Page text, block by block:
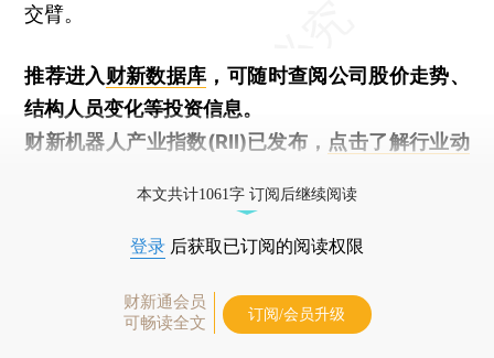
交臂。
推荐进入财新数据库 ，可随时查阅公司股价走势、
结构人员变化等投资信息。
财新机器人产业指数(RII)已发布， 点击了解行业动
本文共计1061字 订阅后继续阅读
登录 后获取已订阅的阅读权限
财新通会员
可畅读全文
订阅/会员升级